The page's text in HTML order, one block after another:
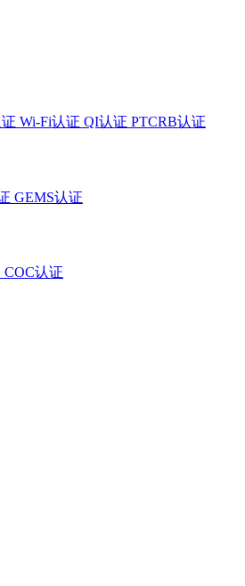
Wi-Fi认证 QI认证 PTCRB认证
GEMS认证
COC认证